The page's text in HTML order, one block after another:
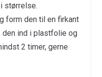
størrelse.
form den til en firkant
den ind i plastfolie og
2 timer, gerne